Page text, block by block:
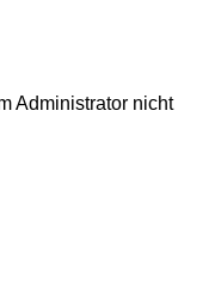
Administrator nicht